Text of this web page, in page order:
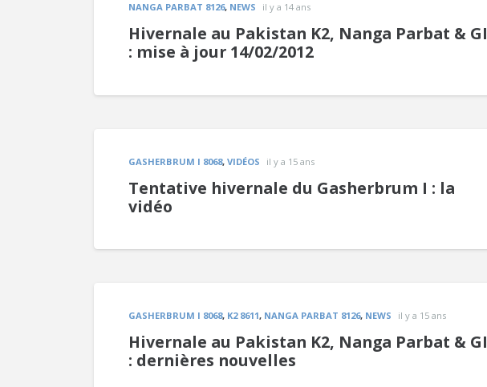
NANGA PARBAT 8126, NEWS il y a 14 ans
Hivernale au Pakistan K2, Nanga Parbat & GI
: mise à jour 14/02/2012
GASHERBRUM I 8068, VIDÉOS il y a 15 ans
Tentative hivernale du Gasherbrum I : la
vidéo
GASHERBRUM I 8068, K2 8611, NANGA PARBAT 8126, NEWS il y a 15 ans
Hivernale au Pakistan K2, Nanga Parbat & GI
: dernières nouvelles